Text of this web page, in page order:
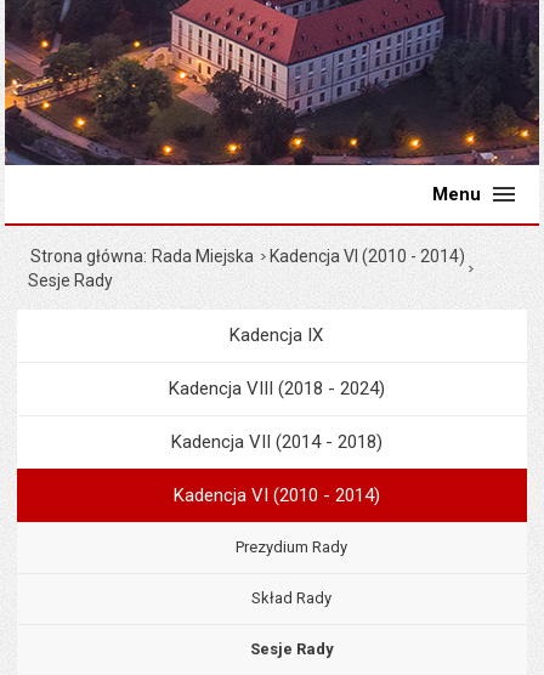
Menu
Strona główna Rada Miejska
Kadencja VI (2010 - 2014)
Sesje Rady
Menu
Kadencja IX
Kadencja VIII (2018 - 2024)
Kadencja VII (2014 - 2018)
Kadencja VI (2010 - 2014)
Prezydium Rady
Skład Rady
Sesje Rady